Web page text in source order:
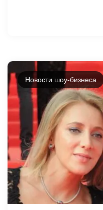
Новости шоу-бизнеса